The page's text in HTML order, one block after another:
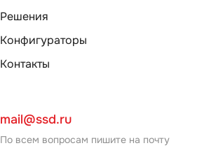
Решения
Конфигураторы
Контакты
mail@ssd.ru
По всем вопросам пишите на почту